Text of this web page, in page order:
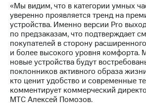
"МТС"
Собрания
акционеров
Личный
кабинет
акционера
Акционерный
капитал
Контроль
и
«Мы видим, что в категории умных
уверенно проявляется тренд на
устройства. Именно версии Pro
по предзаказам, что подтверждает
покупателей в сторону
и более высокого уровня комфорта.
новые устройства будут
поклонников активного образа
кто ценит удобство и современные
комментирует коммерческий
МТС Алексей Помозов.